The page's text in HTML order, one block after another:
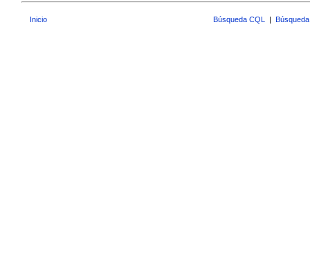
Inicio Búsqueda CQL